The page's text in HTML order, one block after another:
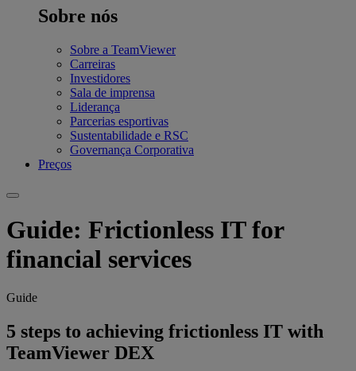
Sobre nós
Sobre a TeamViewer
Carreiras
Investidores
Sala de imprensa
Liderança
Parcerias esportivas
Sustentabilidade e RSC
Governança Corporativa
Preços
Guide: Frictionless IT for
financial services
Guide
5 steps to achieving frictionless IT with
TeamViewer DEX